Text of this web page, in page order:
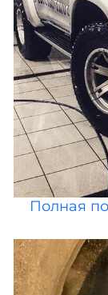
Полная